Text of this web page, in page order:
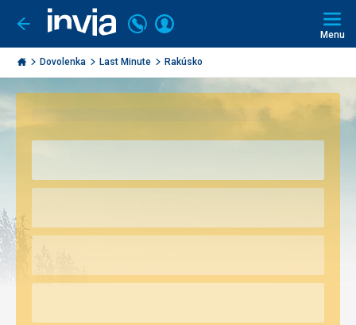
Ísť
späť
Invia.sk
Volajte
+421
2
3221
0491
Prihlásiť
Menu
Dovolenka Last Minute Rakúsko